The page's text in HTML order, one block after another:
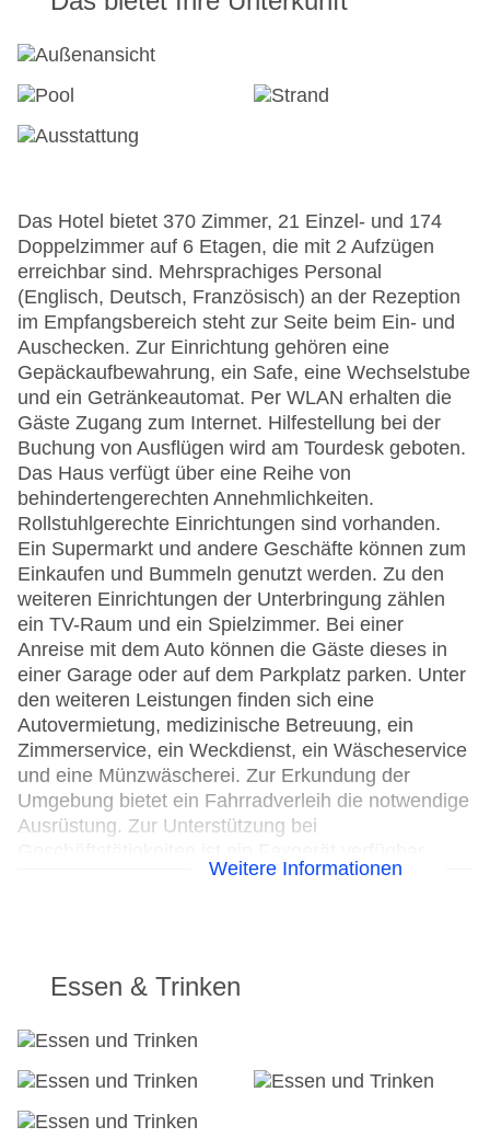
Das Hotel bietet 370 Zimmer, 21 Einzel- und 174
Doppelzimmer auf 6 Etagen, die mit 2 Aufzügen
erreichbar sind. Mehrsprachiges Personal
(Englisch, Deutsch, Französisch) an der Rezeption
im Empfangsbereich steht zur Seite beim Ein- und
Auschecken. Zur Einrichtung gehören eine
Gepäckaufbewahrung, ein Safe, eine Wechselstube
und ein Getränkeautomat. Per WLAN erhalten die
Gäste Zugang zum Internet. Hilfestellung bei der
Buchung von Ausflügen wird am Tourdesk geboten.
Das Haus verfügt über eine Reihe von
behindertengerechten Annehmlichkeiten.
Rollstuhlgerechte Einrichtungen sind vorhanden.
Ein Supermarkt und andere Geschäfte können zum
Einkaufen und Bummeln genutzt werden. Zu den
weiteren Einrichtungen der Unterbringung zählen
ein TV-Raum und ein Spielzimmer. Bei einer
Anreise mit dem Auto können die Gäste dieses in
einer Garage oder auf dem Parkplatz parken. Unter
den weiteren Leistungen finden sich eine
Autovermietung, medizinische Betreuung, ein
Zimmerservice, ein Weckdienst, ein Wäscheservice
und eine Münzwäscherei. Zur Erkundung der
Umgebung bietet ein Fahrradverleih die notwendige
Ausrüstung. Zur Unterstützung bei
Check-out bis: 11:00:00
Konferenzraum
Hoteleröffnung: 2002
Hotelsafe
Letzte umfassende Renovierung: 1999
Weitere Informationen
Essen & Trinken